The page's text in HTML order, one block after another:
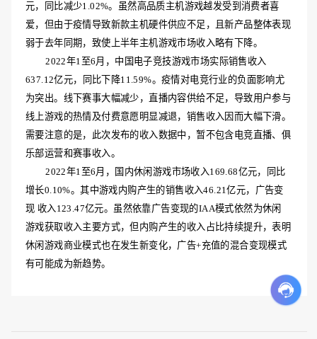
元，同比减少1.02%。虽然高品质主机游戏越发受到消费者喜
爱，但由于疫情导致新款主机硬件供应不足，且新产品整体表现
弱于去年同期，致使上半年主机游戏市场收入略有下降。
2022年1至6月，中国电子竞技游戏市场实际销售收入
637.12亿元，同比下降11.59%。疫情对电竞行业的负面影响尤
为突出。线下赛事大幅减少，直播内容供给不足，导致用户参与
线上游戏的热情及付费意愿明显减退，销售收入因而大幅下滑。
需要注意的是，此次发布的收入数据中，暂不包含电竞直播、俱
乐部运营和赛事收入。
2022年1至6月，国内休闲游戏市场收入169.68亿元，同比
增长0.10%。其中游戏内购产生的销售收入46.21亿元，广告变
现 收入123.47亿元。虽然依靠广告变现的IAA模式依然为休闲
游戏获取收入主要方式，但内购产生的收入占比持续提升，表明
休闲游戏商业模式也在发生新变化，广告+充值的混合变现模式
有可能成为新趋势。